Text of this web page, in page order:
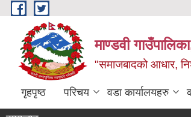
Skip to main content
माण्डवी
"समाजबादको आधार,
गृहपृष्ठ परिचय वडा कार्यालयहरु